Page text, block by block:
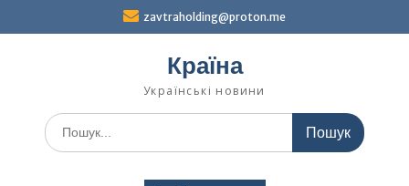
zavtraholding@proton.me
Країна
Українські новини
Шукати: